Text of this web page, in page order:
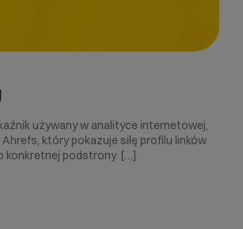
używany w analityce internetowej,
który pokazuje siłę profilu linków
konkretnej podstrony. […]